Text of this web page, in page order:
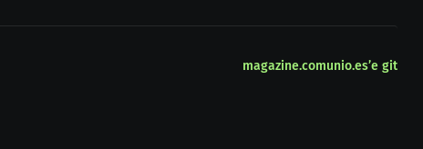
magazine.comunio.es’e git